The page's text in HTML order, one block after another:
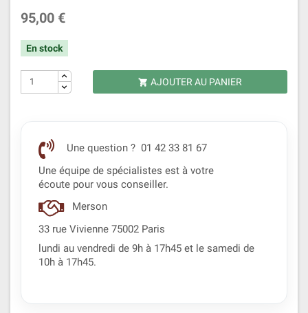
95,00 €
En stock
 AJOUTER AU PANIER
Une question ? 01 42 33 81 67
Une équipe de spécialistes est à votre
écoute pour vous conseiller.
Merson
33 rue Vivienne 75002 Paris
lundi au vendredi de 9h à 17h45 et le samedi de
10h à 17h45.